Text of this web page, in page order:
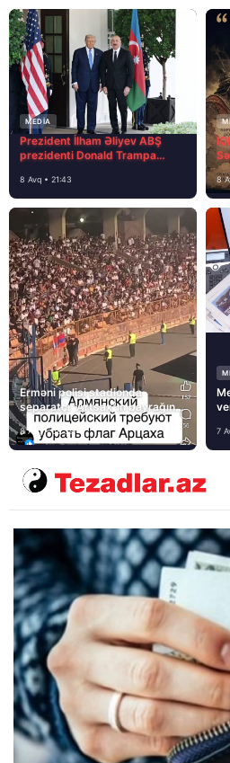
MEDİA
Prezident İlham Əliyev ABŞ
prezidenti Donald Trampa
8 Avq • 21:43 8
Erməni polisi stadionda
separatçı “Artsax”ın bayrağını
müsadirə etdi və…
8 Avq • 08:39 7